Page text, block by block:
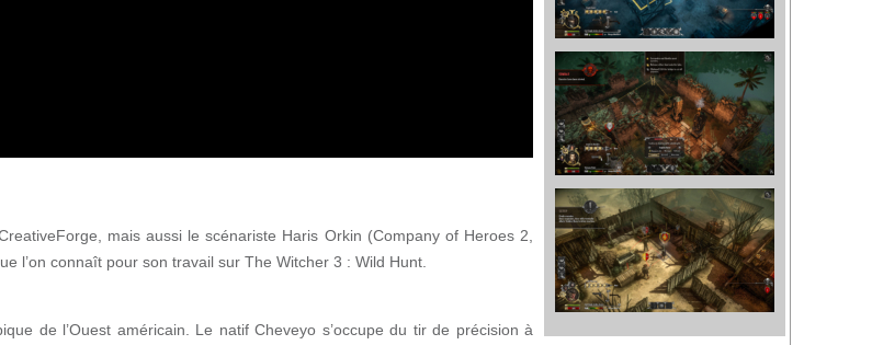
mais aussi le scénariste Haris Orkin (Company of Heroes 2,
l’on connaît pour son travail sur The Witcher 3 : Wild Hunt.
de l’Ouest américain. Le natif Cheveyo s’occupe du tir de précision à